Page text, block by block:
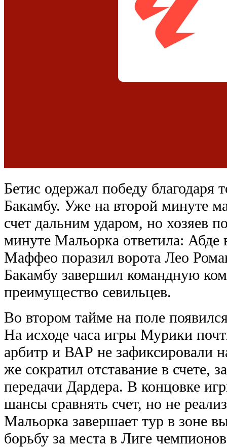
Бетис одержал победу благодаря
Бакамбу. Уже на второй минуте
счет дальним ударом, но хозяев
минуте Мальорка ответила: Абде
Маффео поразил ворота Лео
Бакамбу завершил командную
преимущество севильцев.
Во втором тайме на поле
На исходе часа игры Мурики
арбитр и ВАР не зафиксировали
же сократил отставание в счете,
передачи Дардера. В концовке
шансы сравнять счет, но не
Мальорка завершает тур в зоне
борьбу за места в Лиге